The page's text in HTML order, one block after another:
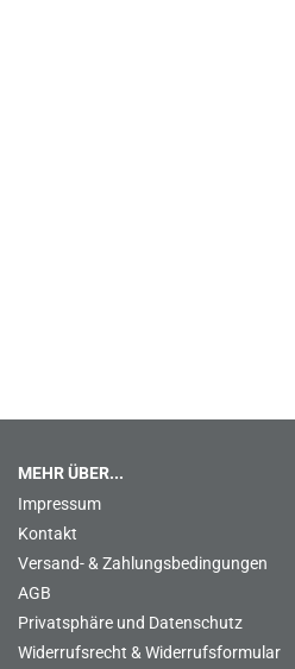
MEHR ÜBER...
Impressum
Kontakt
Versand- & Zahlungsbedingungen
AGB
Privatsphäre und Datenschutz
Widerrufsrecht & Widerrufsformular